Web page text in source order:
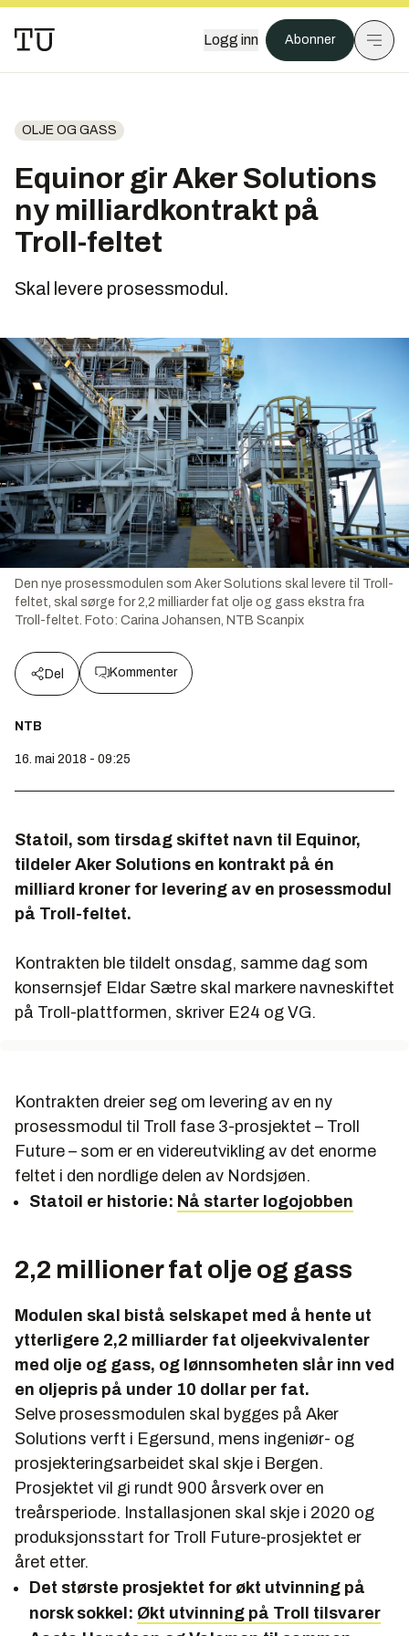
Logg inn Abonner
OLJE OG GASS
Equinor gir Aker Solutions
ny milliardkontrakt på
Troll-feltet
Skal levere prosessmodul.
Den nye prosessmodulen som Aker Solutions skal levere til Troll-
feltet, skal sørge for 2,2 milliarder fat olje og gass ekstra fra
Troll-feltet. Foto: Carina Johansen, NTB Scanpix
Del Kommenter
NTB
16. mai 2018 - 09:25
Statoil, som tirsdag skiftet navn til Equinor,
tildeler Aker Solutions en kontrakt på én
milliard kroner for levering av en prosessmodul
på Troll-feltet.
Kontrakten ble tildelt onsdag, samme dag som
konsernsjef Eldar Sætre skal markere navneskiftet
på Troll-plattformen, skriver E24 og VG.
Kontrakten dreier seg om levering av en ny
prosessmodul til Troll fase 3-prosjektet – Troll
Future – som er en videreutvikling av det enorme
feltet i den nordlige delen av Nordsjøen.
Statoil er historie: Nå starter logojobben
2,2 millioner fat olje og gass
Modulen skal bistå selskapet med å hente ut
ytterligere 2,2 milliarder fat oljeekvivalenter
med olje og gass, og lønnsomheten slår inn ved
en oljepris på under 10 dollar per fat.
Selve prosessmodulen skal bygges på Aker
Solutions verft i Egersund, mens ingeniør- og
prosjekteringsarbeidet skal skje i Bergen.
Prosjektet vil gi rundt 900 årsverk over en
treårsperiode. Installasjonen skal skje i 2020 og
produksjonsstart for Troll Future-prosjektet er
året etter.
Det største prosjektet for økt utvinning på
norsk sokkel: Økt utvinning på Troll tilsvarer